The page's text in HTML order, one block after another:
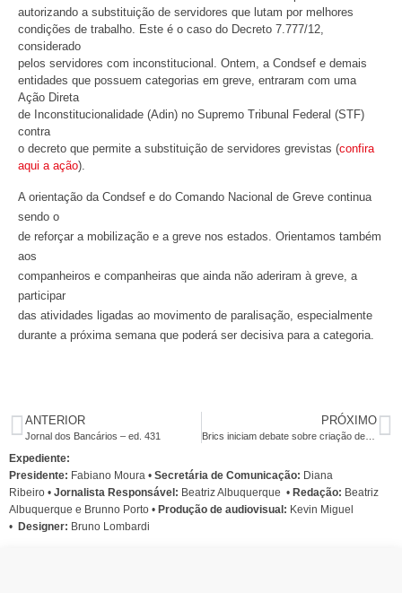
autorizando a substituição de servidores que lutam por melhores
condições de trabalho. Este é o caso do Decreto 7.777/12,
considerado
pelos servidores com inconstitucional. Ontem, a Condsef e demais
entidades que possuem categorias em greve, entraram com uma
Ação Direta
de Inconstitucionalidade (Adin) no Supremo Tribunal Federal (STF)
contra
o decreto que permite a substituição de servidores grevistas (confira
aqui a ação).
A orientação da Condsef e do Comando Nacional de Greve continua
sendo o
de reforçar a mobilização e a greve nos estados. Orientamos também
aos
companheiros e companheiras que ainda não aderiram à greve, a
participar
das atividades ligadas ao movimento de paralisação, especialmente
durante a próxima semana que poderá ser decisiva para a categoria.
ANTERIOR
Jornal dos Bancários – ed. 431
PRÓXIMO
Brics iniciam debate sobre criação de um banco de desenvolvimento
Expediente:
Presidente: Fabiano Moura • Secretária de Comunicação: Diana
Ribeiro • Jornalista Responsável: Beatriz Albuquerque • Redação: Beatriz
Albuquerque e Brunno Porto • Produção de audiovisual: Kevin Miguel
• Designer: Bruno Lombardi